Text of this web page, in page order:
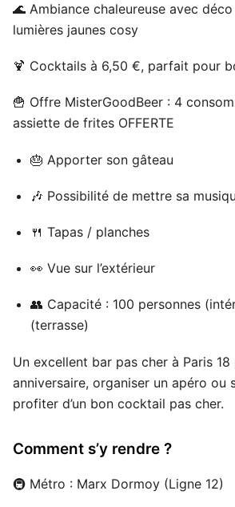
🌊 Ambiance chaleureuse avec
lumières jaunes cosy
🍹 Cocktails à 6,50 €, parfait pour
🍟 Offre MisterGoodBeer : 4
assiette de frites OFFERTE
🎂 Apporter son gâteau
🎶 Possibilité de mettre sa
🍴 Tapas / planches
👀 Vue sur l’extérieur
👥 Capacité : 100 personnes
(terrasse)
Un excellent bar pas cher à Paris
anniversaire, organiser un apéro ou
profiter d’un bon cocktail pas cher.
Comment s’y rendre ?
🚇 Métro : Marx Dormoy (Ligne 12)